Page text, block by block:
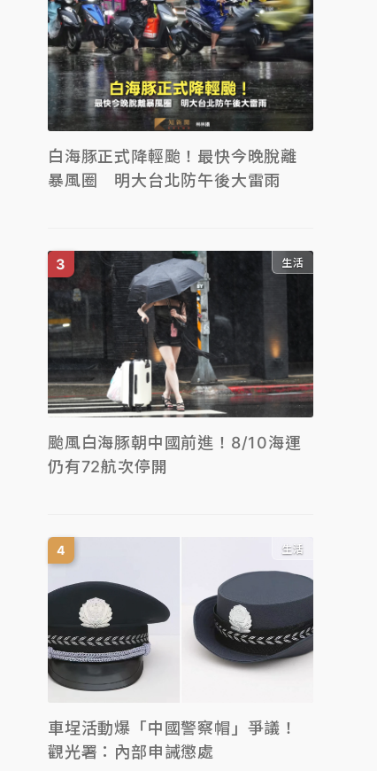
白海豚正式降輕颱！最快今晚脫離
暴風圈 明大台北防午後大雷雨
生活
颱風白海豚朝中國前進！8/10海運
仍有72航次停開
生活
車埕活動爆「中國警察帽」爭議！
觀光署：內部申誡懲處